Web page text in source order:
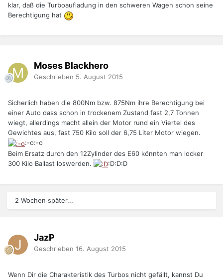
klar, daß die Turboaufladung in den schweren Wagen schon seine
Berechtigung hat
Moses Blackhero
Geschrieben 5. August 2015
Sicherlich haben die 800Nm bzw. 875Nm ihre Berechtigung bei
einer Auto dass schon in trockenem Zustand fast 2,7 Tonnen
wiegt, allerdings macht allein der Motor rund ein Viertel des
Gewichtes aus, fast 750 Kilo soll der 6,75 Liter Motor wiegen.
:-o:-o
Beim Ersatz durch den 12Zylinder des E60 könnten man locker
300 Kilo Ballast loswerden.
:D:D:D
2 Wochen später...
JazP
Geschrieben 16. August 2015
Wenn Dir die Charakteristik des Turbos nicht gefällt, kannst Du